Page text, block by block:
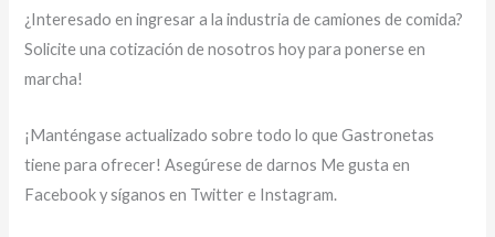
¿Interesado en ingresar a la industria de camiones de comida?
Solicite una cotización de nosotros hoy para ponerse en
marcha!
¡Manténgase actualizado sobre todo lo que Gastronetas
tiene para ofrecer! Asegúrese de darnos Me gusta en
Facebook y síganos en Twitter e Instagram.